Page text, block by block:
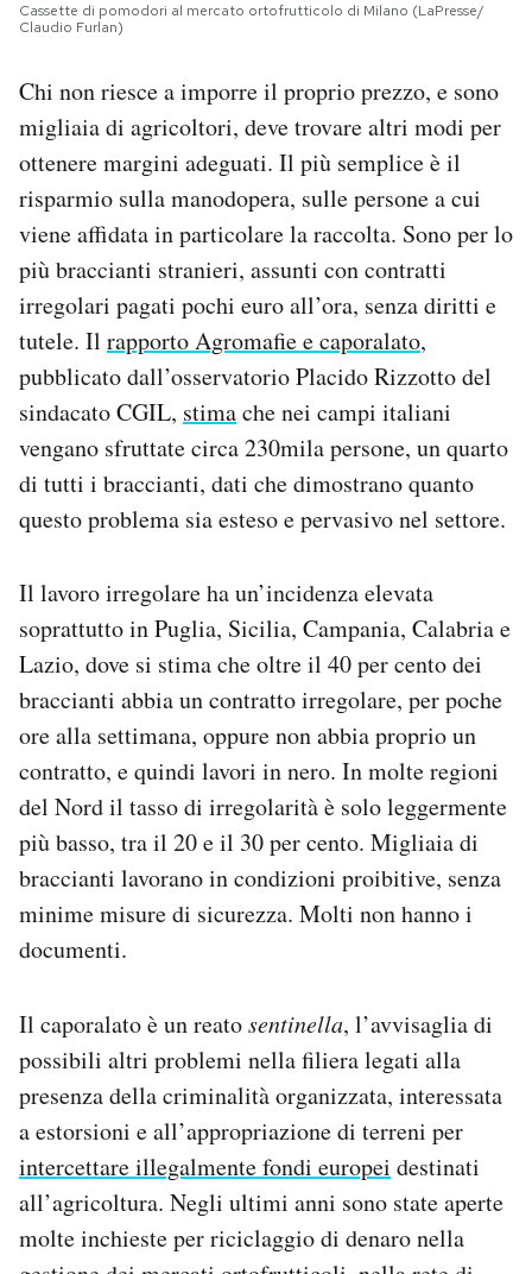
Cassette di pomodori al mercato ortofrutticolo di Milano (LaPresse/
Claudio Furlan)
Chi non riesce a imporre il proprio prezzo, e sono
migliaia di agricoltori, deve trovare altri modi per
ottenere margini adeguati. Il più semplice è il
risparmio sulla manodopera, sulle persone a cui
viene affidata in particolare la raccolta. Sono per lo
più braccianti stranieri, assunti con contratti
irregolari pagati pochi euro all’ora, senza diritti e
tutele. Il rapporto Agromafie e caporalato,
pubblicato dall’osservatorio Placido Rizzotto del
sindacato CGIL, stimache nei campi italiani
vengano sfruttate circa 230mila persone, un quarto
di tutti i braccianti, dati che dimostrano quanto
questo problema sia esteso e pervasivo nel settore.
Il lavoro irregolare ha un’incidenza elevata
soprattutto in Puglia, Sicilia, Campania, Calabria e
Lazio, dove si stima che oltre il 40 per cento dei
braccianti abbia un contratto irregolare, per poche
ore alla settimana, oppure non abbia proprio un
contratto, e quindi lavori in nero. In molte regioni
del Nord il tasso di irregolarità è solo leggermente
più basso, tra il 20 e il 30 per cento. Migliaia di
braccianti lavorano in condizioni proibitive, senza
minime misure di sicurezza. Molti non hanno i
documenti.
Il caporalato è un reatosentinella, l’avvisaglia di
possibili altri problemi nella filiera legati alla
presenza della criminalità organizzata, interessata
a estorsioni e all’appropriazione di terreni per
intercettare illegalmente fondi europei destinati
all’agricoltura. Negli ultimi anni sono state aperte
molte inchieste per riciclaggio di denaro nella